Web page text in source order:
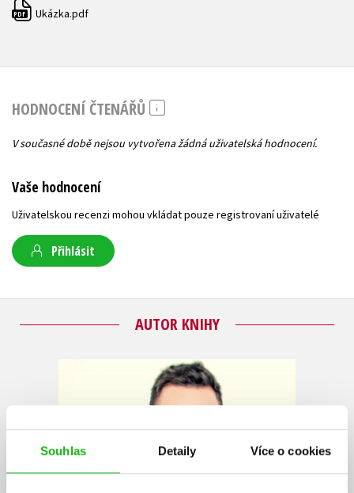
Souhlas Detaily Více o cookies
PDF Ukázka.pdf
HODNOCENÍ ČTENÁŘŮ
V současné době nejsou vytvořena žádná uživatelská hodnocení.
Vaše hodnocení
Uživatelskou recenzi mohou vkládat pouze registrovaní uživatelé
Přihlásit
AUTOR KNIHY